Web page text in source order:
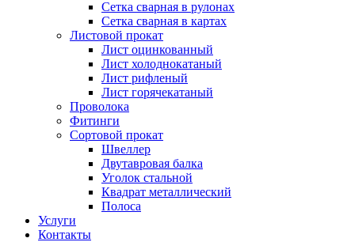
Сетка сварная в рулонах
Сетка сварная в картах
Листовой прокат
Лист оцинкованный
Лист холоднокатаный
Лист рифленый
Лист горячекатаный
Проволока
Фитинги
Сортовой прокат
Швеллер
Двутавровая балка
Уголок стальной
Квадрат металлический
Полоса
Услуги
Контакты